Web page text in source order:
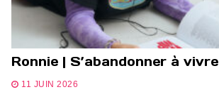
Ronnie | S’abandonner à vivre
11 JUIN 2026